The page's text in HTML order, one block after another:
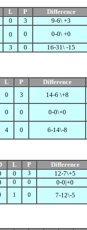
L P Difference
0 3 9-6\ +3
0 0 0-0\ +0
3 0 16-31\ -15
L P Difference
0 3 14-6 \+8
0 0 0-0\+0
4 0 6-14\-8
L P Difference
0 3 12-7\+5
0 0 0-0|+0
1 0 7-12\-5